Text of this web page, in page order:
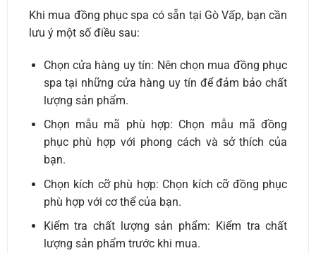
Khi mua đồng phục spa có sẵn tại Gò Vấp, bạn cần
lưu ý một số điều sau:
Chọn cửa hàng uy tín: Nên chọn mua đồng phục
spa tại những cửa hàng uy tín để đảm bảo chất
lượng sản phẩm.
Chọn mẫu mã phù hợp: Chọn mẫu mã đồng
phục phù hợp với phong cách và sở thích của
bạn.
Chọn kích cỡ phù hợp: Chọn kích cỡ đồng phục
phù hợp với cơ thể của bạn.
Kiểm tra chất lượng sản phẩm: Kiểm tra chất
lượng sản phẩm trước khi mua.